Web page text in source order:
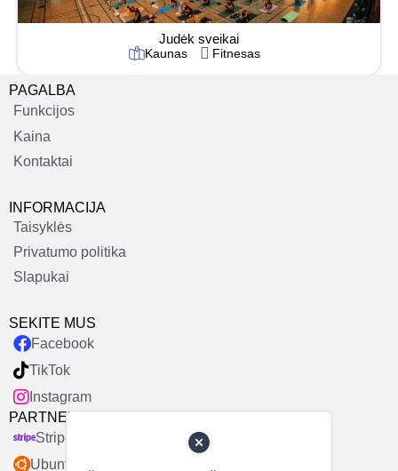
Judėk sveikai
Kaunas Fitnesas
PAGALBA
Funkcijos
Kaina
Kontaktai
INFORMACIJA
Taisyklės
Privatumo politika
Slapukai
SEKITE MUS
Facebook
TikTok
Instagram
PARTNERIAI
Stripe
Ubuntu